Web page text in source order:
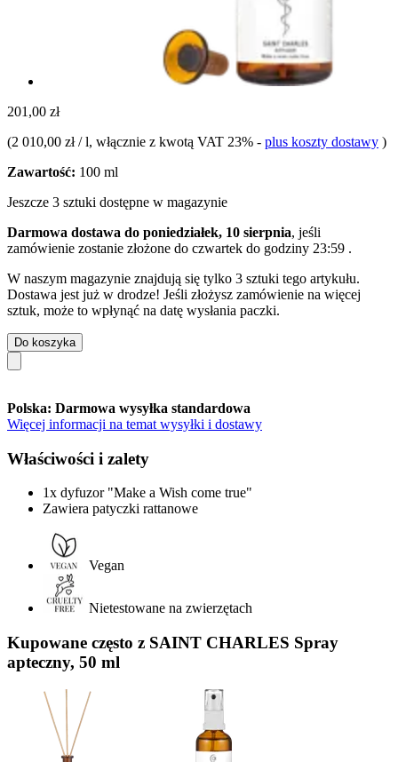
201,00 zł
(2 010,00 zł / l, włącznie z kwotą VAT 23% - plus koszty dostawy )
Zawartość: 100 ml
Jeszcze 3 sztuki dostępne w magazynie
Darmowa dostawa do poniedziałek, 10 sierpnia, jeśli
zamówienie zostanie złożone do czwartek do godziny 23:59 .
W naszym magazynie znajdują się tylko 3 sztuki tego artykułu.
Dostawa jest już w drodze! Jeśli złożysz zamówienie na więcej
sztuk, może to wpłynąć na datę wysłania paczki.
Do koszyka
Polska: Darmowa wysyłka standardowa
Więcej informacji na temat wysyłki i dostawy
Właściwości i zalety
1x dyfuzor "Make a Wish come true"
Zawiera patyczki rattanowe
Vegan
Nietestowane na zwierzętach
Kupowane często z SAINT CHARLES Spray
apteczny, 50 ml